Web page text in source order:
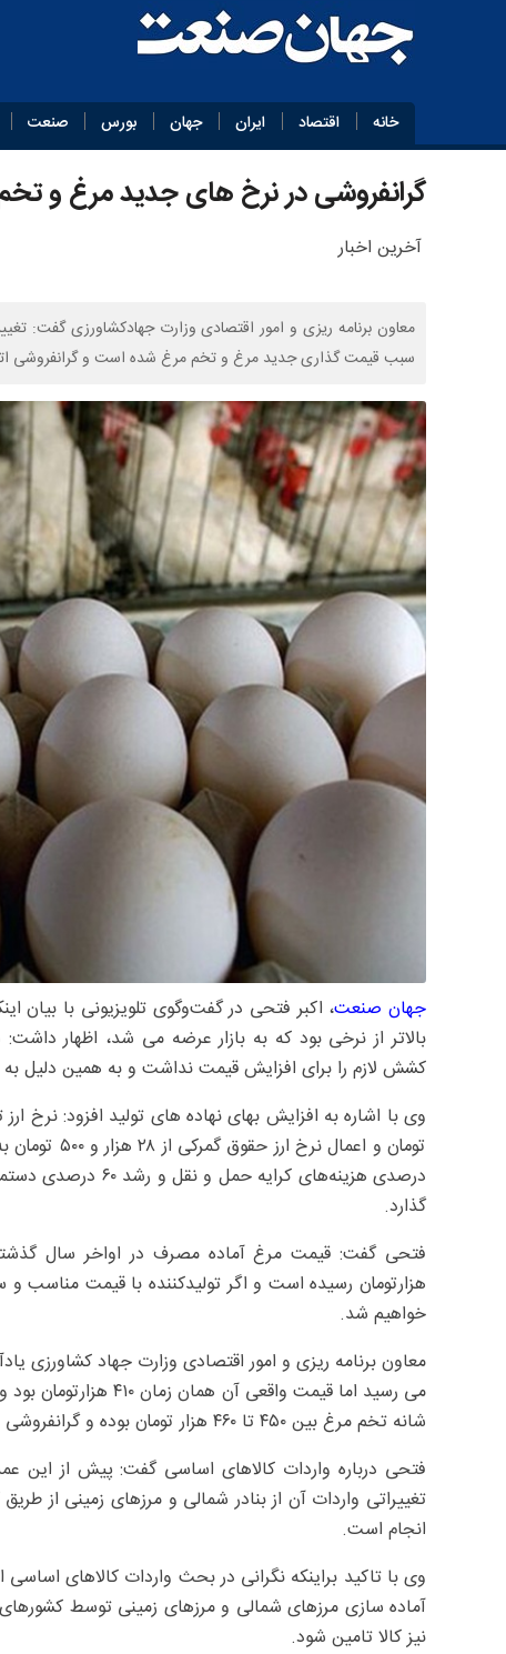
خانه اقتصاد ایران جهان بورس صنعت
گرانفروشی در نرخ های جدید مرغ و
آخرین اخبار
معاون برنامه ریزی و امور اقتصادی وزارت جهادکشاورزی گفت:
سبب قیمت گذاری جدید مرغ و تخم مرغ شده است و گرانفروشی
جهان صنعت، اکبر فتحی در گفت‌وگوی تلویزیونی با
بالاتر از نرخی بود که به بازار عرضه می شد، اظهار
کشش لازم را برای افزایش قیمت نداشت و به همین دلیل
درصدی هزینه‌های
گذارد.
هزارتومان رسیده است و اگر تولیدکننده با قیمت مناسب
خواهیم شد.
می رسید اما قیمت
شانه تخم مرغ بین ۴۵۰ تا ۴۶۰ هزار تومان بوده و گرانفروشی رخ نداده است.
فتحی درباره واردات کالاهای اساسی گفت: پیش از این
تغییراتی واردات آن از بنادر شمالی و مرزهای زمینی از
انجام است.
وی با تاکید براینکه نگرانی در بحث واردات کالاهای
آماده‌ سازی مرزهای شمالی و مرزهای زمینی توسط
نیز کالا تامین شود.